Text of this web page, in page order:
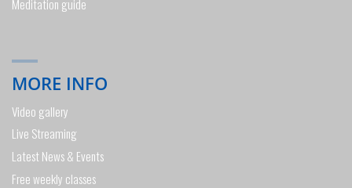
Meditation guide
MORE INFO
Video gallery
Live Streaming
Latest News & Events
Free weekly classes